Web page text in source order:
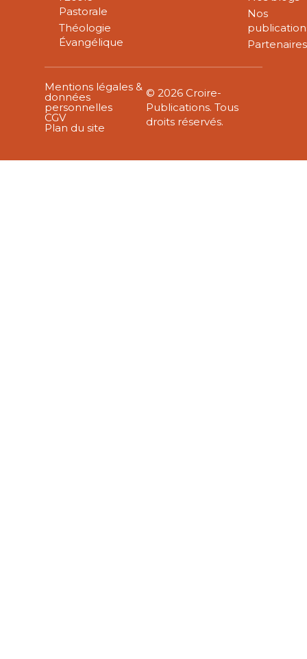
Pastorale
Théologie
Évangélique
Nos
Partenaires
Mentions légales &
données
personnelles
CGV
Plan du site
© 2026 Croire-
Publications. Tous
droits réservés.